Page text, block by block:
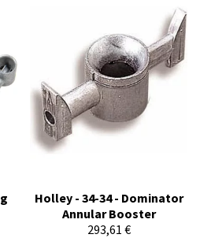
Holley - 34-34 - Dominator
Annular Booster
293,61 €